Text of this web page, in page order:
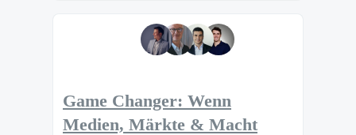
Game Changer: Wenn
Medien, Märkte & Macht